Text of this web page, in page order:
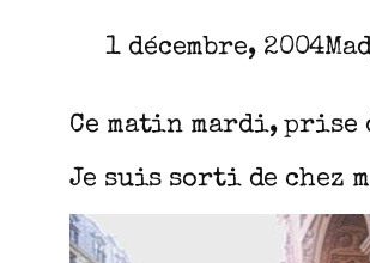
1 décembre, 2004
Ce matin mardi,
Je suis sorti de chez